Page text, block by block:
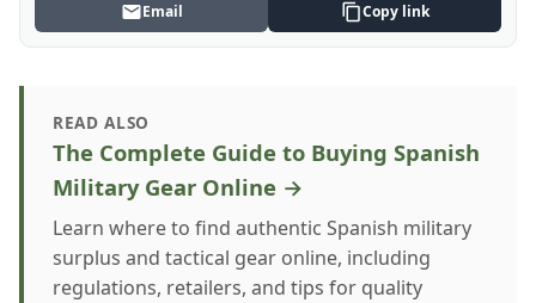
Email Copy link
READ ALSO
The Complete Guide to Buying Spanish
Military Gear Online →
Learn where to find authentic Spanish military
surplus and tactical gear online, including
regulations, retailers, and tips for quality